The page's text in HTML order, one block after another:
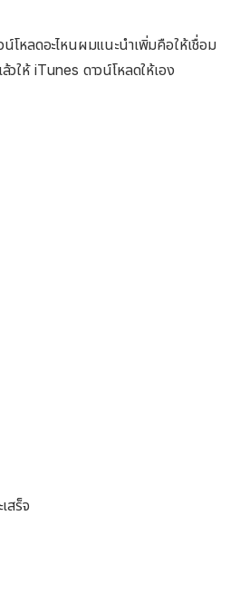
น์โหลดอะไหนผมแนะนำเพิ่มคือให้เชื่อม
ให้ iTunes ดาวน์โหลดให้เอง
สร็จ